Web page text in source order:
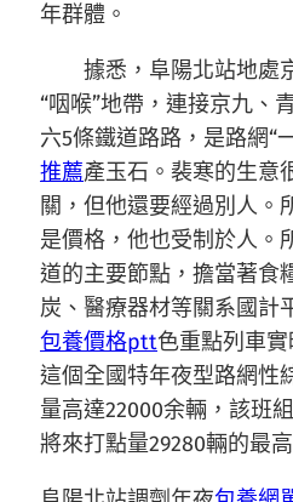
年群體。
據悉，阜陽北站地處
“咽喉”地帶，連接京九、
六5條鐵道路路，是路網“
推薦產玉石。裴寒的生意
關，但他還要經過別人。
是價格，他也受制於人。
道的主要節點，擔當著食
炭、醫療器材等關系國計
包養價格ptt色重點列車
這個全國特年夜型路網性
量高達22000余輛，該班
將來打點量29280輛的最